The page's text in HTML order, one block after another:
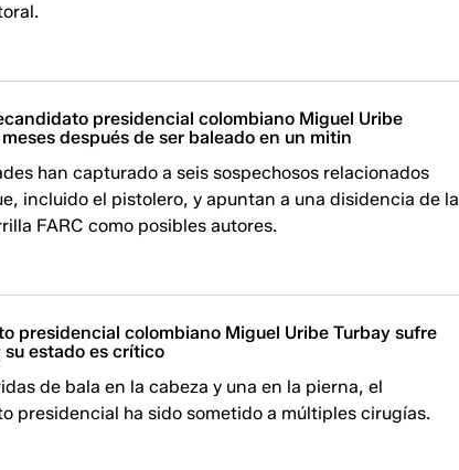
presidencial colombiano Miguel Uribe
después de ser baleado en un mitin
han capturado a seis sospechosos relacionados
incluido el pistolero, y apuntan a una disidencia de la
FARC como posibles autores.
presidencial colombiano Miguel Uribe Turbay sufre
su estado es crítico
de bala en la cabeza y una en la pierna, el
presidencial ha sido sometido a múltiples cirugías.